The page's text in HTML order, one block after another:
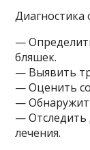
Диагностика
—
бляшек.
— Выявить
— Оценить
—
— Отследить
лечения.